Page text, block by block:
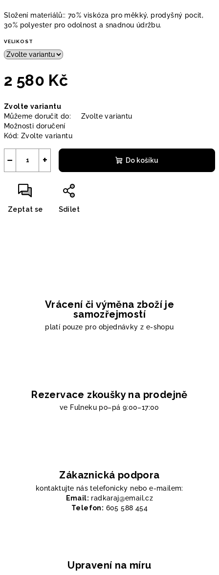
Složení materiálů:: 70% viskóza pro měkký, prodyšný pocit,
30% polyester pro odolnost a snadnou údržbu.
VELIKOST
2 580 Kč
cena:
Zvolte variantu
Můžeme doručit do:
Zvolte variantu
Možnosti doručení
Kód: Zvolte variantu
+
− Do košíku
Zeptat se Sdílet
Vrácení či výměna zboží je
samozřejmostí
platí pouze pro objednávky z e-shopu
Rezervace zkoušky na prodejně
ve Fulneku po–pá 9:00–17:00
Zákaznická podpora
kontaktujte nás telefonicky nebo e-mailem:
Email: radkaraj@email.cz
Telefon: 605 588 454
Upravení na míru